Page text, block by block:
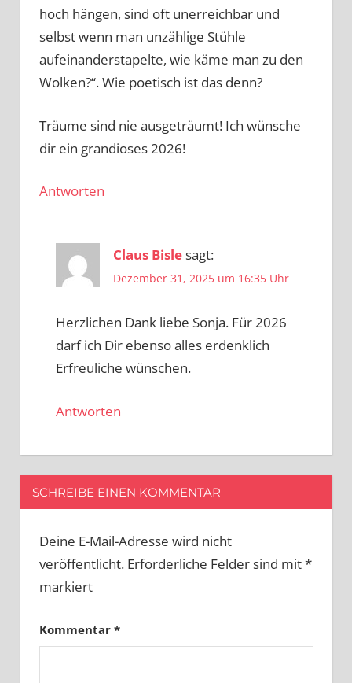
hoch hängen, sind oft unerreichbar und
selbst wenn man unzählige Stühle
aufeinanderstapelte, wie käme man zu den
Wolken?“. Wie poetisch ist das denn?
Träume sind nie ausgeträumt! Ich wünsche
dir ein grandioses 2026!
Antworten
Claus Bislesagt:
Dezember 31, 2025 um 16:35 Uhr
Herzlichen Dank liebe Sonja. Für 2026
darf ich Dir ebenso alles erdenklich
Erfreuliche wünschen.
Antworten
SCHREIBE EINEN KOMMENTAR
Deine E-Mail-Adresse wird nicht
veröffentlicht. Erforderliche Felder sind mit*
markiert
Kommentar *